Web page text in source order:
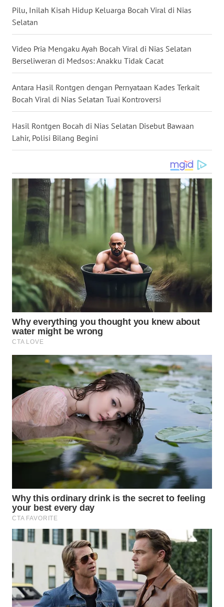
Pilu, Inilah Kisah Hidup Keluarga Bocah Viral di Nias
Selatan
Video Pria Mengaku Ayah Bocah Viral di Nias Selatan
Berseliweran di Medsos: Anakku Tidak Cacat
Antara Hasil Rontgen dengan Pernyataan Kades Terkait
Bocah Viral di Nias Selatan Tuai Kontroversi
Hasil Rontgen Bocah di Nias Selatan Disebut Bawaan
Lahir, Polisi Bilang Begini
WN
NUSANTARA
WN
JOGJA
WN
JATIM
WN
BALI
KALBAR
WN
KALTENG
KALTARA
WN
KALSEL
KALTIM
WN
SULSEL
WN
GORONTALO
WN
SULUT
WN
WN
MALUT
WN
DAIRI
WN
DANAU
TOBA